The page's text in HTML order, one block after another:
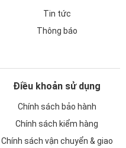
Tin tức
Thông báo
Điều khoản sử dụng
Chính sách bảo hành
Chính sách kiểm hàng
Chính sách vận chuyển & giao